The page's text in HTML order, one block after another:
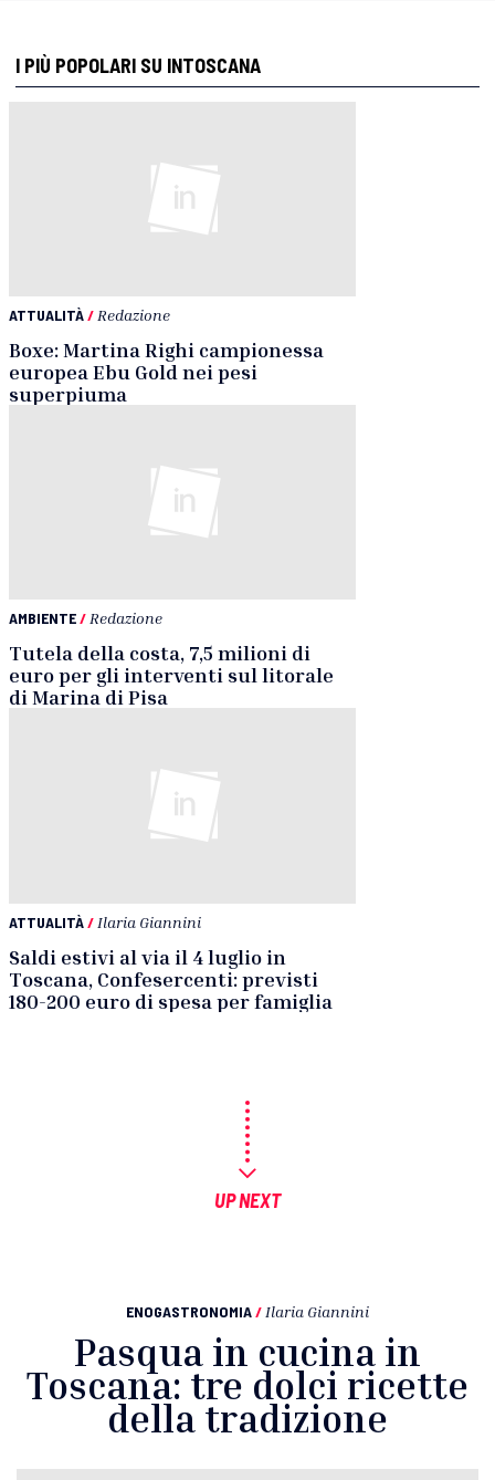
I PIÙ POPOLARI SU INTOSCANA
ATTUALITÀ/ Redazione
Boxe: Martina Righi campionessa
europea Ebu Gold nei pesi
superpiuma
AMBIENTE/ Redazione
Tutela della costa, 7,5 milioni di
euro per gli interventi sul litorale
di Marina di Pisa
ATTUALITÀ/ Ilaria Giannini
Saldi estivi al via il 4 luglio in
Toscana, Confesercenti: previsti
180-200 euro di spesa per famiglia
UP NEXT
ENOGASTRONOMIA/ Ilaria Giannini
Pasqua in cucina in
Toscana: tre dolci ricette
della tradizione